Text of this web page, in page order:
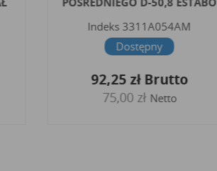
Indeks 3311A054AM
Dostępny
92,25 złBrutto
75,00 zł Netto